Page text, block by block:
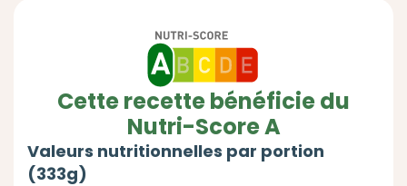
Cette recette bénéficie du
Nutri-Score A
Valeurs nutritionnelles par portion
(333g)